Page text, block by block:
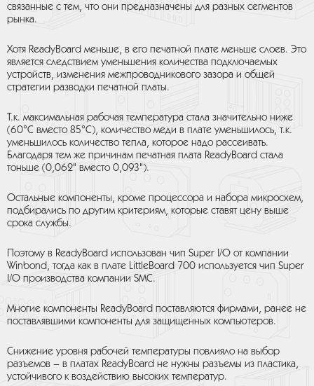
связанные с тем, что они предназначены для разных сегментов
рынка.
Хотя ReadyBoard меньше, в его печатной плате меньше слоев. Это
является следствием уменьшения количества подключаемых
устройств, изменения межпроводникового зазора и общей
стратегии разводки печатной платы.
Т.к. максимальная рабочая температура стала значительно ниже
(60°С вместо 85°С), количество меди в плате уменьшилось, т.к.
уменьшилось количество тепла, которое надо рассеивать.
Благодаря тем же причинам печатная плата ReadyBoard стала
тоньше (0,062" вместо 0,093").
Остальные компоненты, кроме процессора и набора микросхем,
подбирались по другим критериям, которые ставят цену выше
срока службы.
Поэтому в ReadyBoard использован чип Super I/O от компании
Winbond, тогда как в плате LittleBoard 700 используется чип Super
I/O производства компании SMC.
Многие компоненты ReadyBoard поставляются фирмами, ранее не
поставлявшими компоненты для защищенных компьютеров.
Снижение уровня рабочей температуры повлияло на выбор
разъемов – в платах ReadyBoard не нужны разъемы из пластика,
устойчивого к воздействию высоких температур.